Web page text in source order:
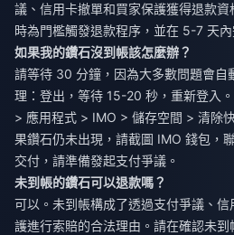
議、信用卡撤單和買家保護獲得退款
時為門檻觸發退款程序，並在 5-7 天內
如果我的鑽石沒到帳該怎麼辦？
請等待 30 分鐘，因為大多數問題會自
理：登出，等待 15-20 秒，重新登入
> 應用程式 > IMO > 儲存空間 > 清除
果鑽石仍未出現，請截圖 IMO 錢包，
交付，請準備發起支付爭議。
未到帳的鑽石可以退款嗎？
可以。未到帳構成了透過支付爭議、
護進行索賠的合法理由。請在確認未